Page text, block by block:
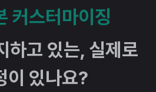
커스터마이징
하고 있는, 실제로
이 있나요?